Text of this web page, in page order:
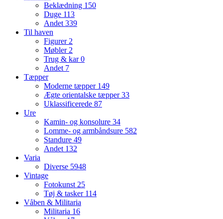
Beklædning 150
Duge 113
Andet 339
Til haven
Figurer 2
Møbler 2
Trug & kar0
Andet 7
Tæpper
Moderne tæpper 149
Ægte orientalske tæpper33
Uklassificerede 87
Ure
Kamin- og konsolure 34
Lomme- og armbåndsure 582
Standure 49
Andet 132
Varia
Diverse 5948
Vintage
Fotokunst 25
Tøj & tasker 114
Våben & Militaria
Militaria 16